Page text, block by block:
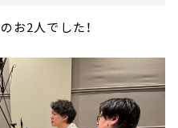
お2人でした！